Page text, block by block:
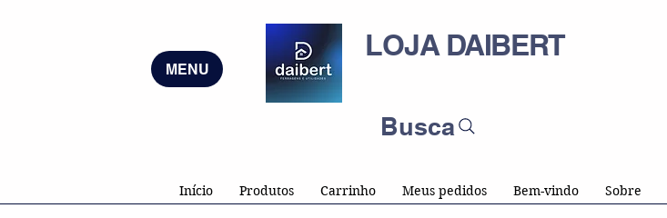
MENU
LOJA DAIBERT
Busca
Início Produtos Carrinho Meus pedidos Bem-vindo Sobre